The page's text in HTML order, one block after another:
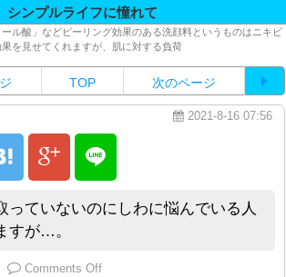
シンプルライフに憧れて
ール酸」などピーリング効果のある洗顔料というものはニキビ
果を見せてくれますが、肌に対する負荷
TOP 次のページ
2021-8-16 07:56
っていないのにしわに悩んでいる人
すが…。
Comments Offon そんなに年は取っていないの